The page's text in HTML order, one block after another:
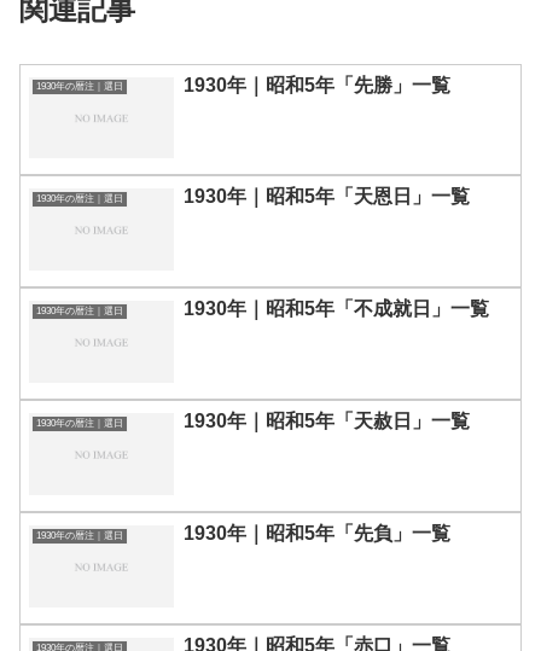
関連記事
1930年の暦注｜選日 1930年｜昭和5年「先勝」一覧
1930年の暦注｜選日 1930年｜昭和5年「天恩日」一覧
1930年の暦注｜選日 1930年｜昭和5年「不成就日」一覧
1930年の暦注｜選日 1930年｜昭和5年「天赦日」一覧
1930年の暦注｜選日 1930年｜昭和5年「先負」一覧
1930年の暦注｜選日 1930年｜昭和5年「赤口」一覧